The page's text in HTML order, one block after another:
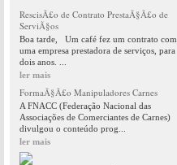
RescisÃ£o de Contrato PrestaÃ§Ã£o de
ServiÃ§os
Boa tarde, Um café fez um contrato com
uma empresa prestadora de serviços, para
dois anos. ...
ler mais
FormaÃ§Ã£o Manipuladores Carnes
A FNACC (Federação Nacional das
Associações de Comerciantes de Carnes)
divulgou o conteúdo prog...
ler mais